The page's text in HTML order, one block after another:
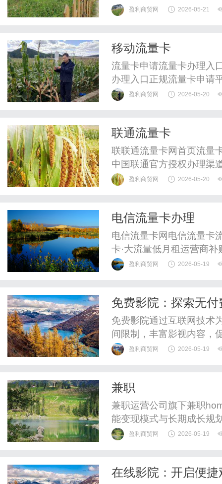
万里汇接收美元、欧元，
盈利商贸网 2026-05-21
移动流量卡
流量卡申请流量卡办理入
办理入口正规流量卡申请
授权了解真实套餐价格，
话费补贴、返现优惠后的
盈利商贸网 2026-05-20
联通流量卡
联联通流量卡网首页流量
中国联通官方授权办理渠
·免费邮寄告别流量焦虑
况网络上流传的"联通19
盈利商贸网 2026-05-20
电信流量卡办理
电信流量卡网电信流量卡
卡·大流量低月租运营商
大流量套餐，享受国家政
邮到家重要说明：市面上
盈利商贸网 2026-05-19
免费影院：探索无
免费影院通过互联网技术
间限制，丰富影视内容，
等挑战。
盈利商贸网 2026-05-19
兼职
兼职运营公司旗下兼职
能变现模式与长期成长规
勤、排队等候等5-30分钟
盈利商贸网 2026-05-19
在线影院：开启便